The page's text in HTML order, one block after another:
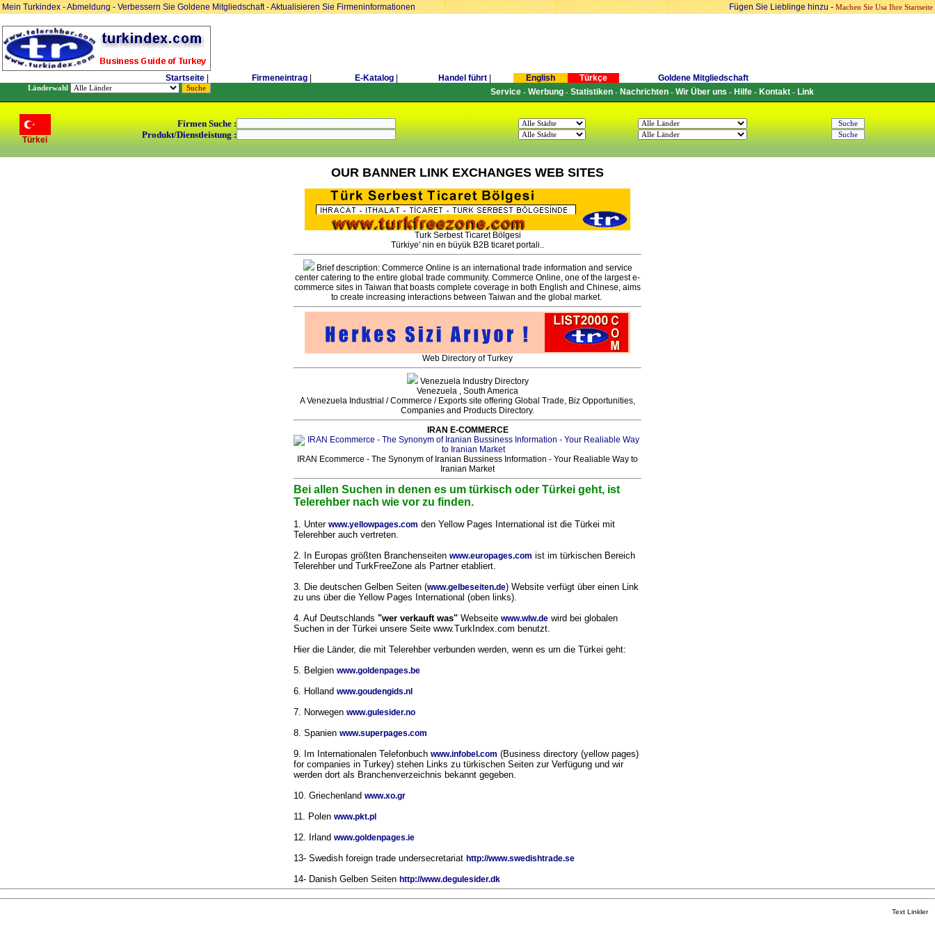
Mein Turkindex -Abmeldung- Verbessern Sie Goldene Mitgliedschaft-Aktualisieren Sie Firmeninformationen Fügen Sie Lieblinge hinzu - Machen Sie Usa Ihre Startseite
Startseite Firmeneintrag E-Katalog Handel führt English Türkçe Goldene Mitgliedschaft
Länderwahl Service- Werbung- Statistiken- Nachrichten- Wir Über uns - Hilfe- Kontakt- Link
Türkei
Firmen Suche :
Produkt/Dienstleistung :
OUR BANNER LINK EXCHANGES WEB SITES
Turk Serbest Ticaret Bölgesi
Türkiye' nin en büyük B2B ticaret portali..
Brief description: Commerce Online is an international trade information and service
center catering to the entire global trade community. Commerce Online, one of the largest e-
commerce sites in Taiwan that boasts complete coverage in both English and Chinese, aims
to create increasing interactions between Taiwan and the global market.
Web Directory of Turkey
Venezuela Industry Directory
Venezuela , South America
A Venezuela Industrial / Commerce / Exports site offering Global Trade, Biz Opportunities,
Companies and Products Directory.
IRAN E-COMMERCE
IRAN Ecommerce - The Synonym of Iranian Bussiness Information - Your Realiable Way to
Iranian Market
Bei allen Suchen in denen es um türkisch oder Türkei geht, ist
Telerehber nach wie vor zu finden.
1. Unter www.yellowpages.com den Yellow Pages International ist die Türkei mit
Telerehber auch vertreten.
2. In Europas größten Branchenseiten www.europages.com ist im türkischen Bereich
Telerehber und TurkFreeZone als Partner etabliert.
3. Die deutschen Gelben Seiten (www.gelbeseiten.de) Website verfügt über einen Link
zu uns über die Yellow Pages International (oben links).
4. Auf Deutschlands "wer verkauft was" Webseite www.wlw.de wird bei globalen
Suchen in der Türkei unsere Seite www.TurkIndex.com benutzt.
Hier die Länder, die mit Telerehber verbunden werden, wenn es um die Türkei geht:
5. Belgien www.goldenpages.be
6. Holland www.goudengids.nl
7. Norwegen www.gulesider.no
8. Spanien www.superpages.com
9. Im Internationalen Telefonbuch www.infobel.com (Business directory (yellow pages)
for companies in Turkey) stehen Links zu türkischen Seiten zur Verfügung und wir
werden dort als Branchenverzeichnis bekannt gegeben.
10. Griechenland www.xo.gr
11. Polen www.pkt.pl
12. Irland www.goldenpages.ie
13- Swedish foreign trade undersecretariat http://www.swedishtrade.se
14- Danish Gelben Seiten http://www.degulesider.dk
Text Linkler